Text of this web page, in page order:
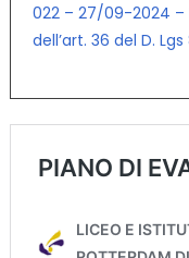
022 – 27/09-2024 –
dell’art. 36 del D.